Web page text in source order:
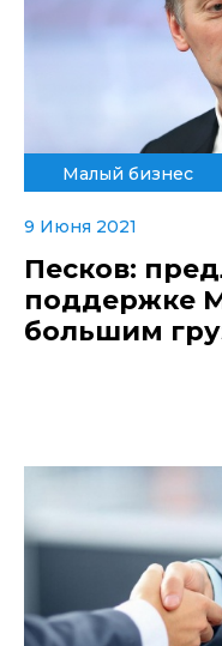
Малый бизнес
9 Июня 2021
Песков:
поддержке
большим